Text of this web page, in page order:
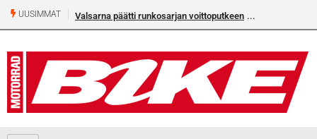
UUSIMMAT
runkosarjan voittoputkeen
Älä missaa tämän kesän suurta Bike-